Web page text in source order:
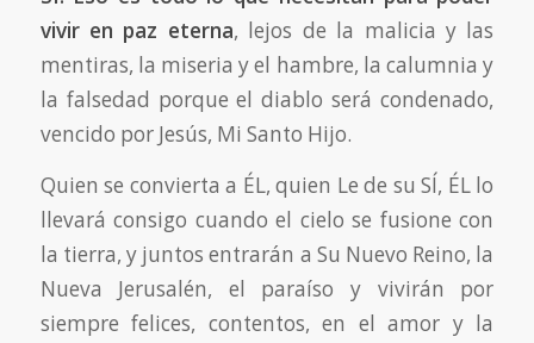
vivir en paz eterna, lejos de la malicia y las
mentiras, la miseria y el hambre, la calumnia y
la falsedad porque el diablo será condenado,
vencido por Jesús, Mi Santo Hijo.
Quien se convierta a ÉL, quien Le de su SÍ, ÉL lo
llevará consigo cuando el cielo se fusione con
la tierra, y juntos entrarán a Su Nuevo Reino, la
Nueva Jerusalén, el paraíso y vivirán por
siempre felices, contentos, en el amor y la